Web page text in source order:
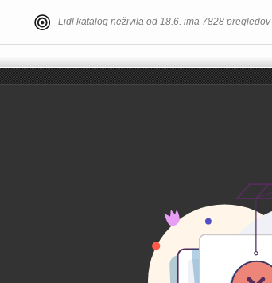
Lidl katalog neživila od 18.6. ima 7828 pregledov